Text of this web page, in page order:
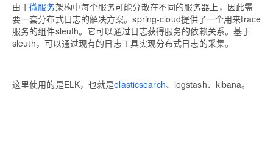
由于微服务架构中每个服务可能分散在不同的服务器上，因此需
要一套分布式日志的解决方案。spring-cloud提供了一个用来trace
服务的组件sleuth。它可以通过日志获得服务的依赖关系。基于
sleuth，可以通过现有的日志工具实现分布式日志的采集。
这里使用的是ELK，也就是elasticsearch、logstash、kibana。